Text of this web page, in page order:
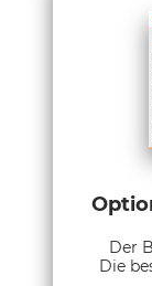
Der
Die